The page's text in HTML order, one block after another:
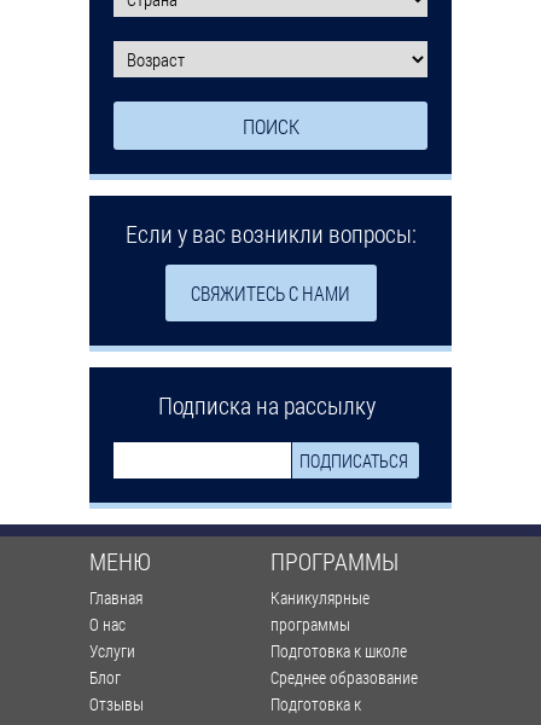
Если у вас возникли вопросы:
СВЯЖИТЕСЬ С НАМИ
Подписка на рассылку
МЕНЮ
Главная
О нас
Услуги
Блог
Отзывы
ПРОГРАММЫ
Каникулярные
программы
Подготовка к школе
Среднее образование
Подготовка к